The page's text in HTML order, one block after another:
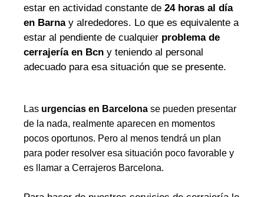
estar en actividad constante de 24 horas al día
en Barnay alrededores. Lo que es equivalente a
estar al pendiente de cualquier problema de
cerrajería en Bcn y teniendo al personal
adecuado para esa situación que se presente.
Las urgencias en Barcelona se pueden presentar
de la nada, realmente aparecen en momentos
pocos oportunos. Pero al menos tendrá un plan
para poder resolver esa situación poco favorable y
es llamar a Cerrajeros Barcelona.